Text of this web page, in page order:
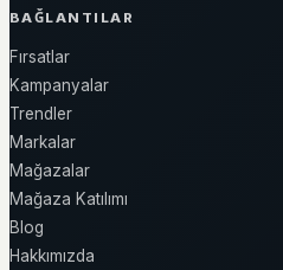
BAĞLANTILAR
Fırsatlar
Kampanyalar
Trendler
Markalar
Mağazalar
Mağaza Katılımı
Blog
Hakkımızda